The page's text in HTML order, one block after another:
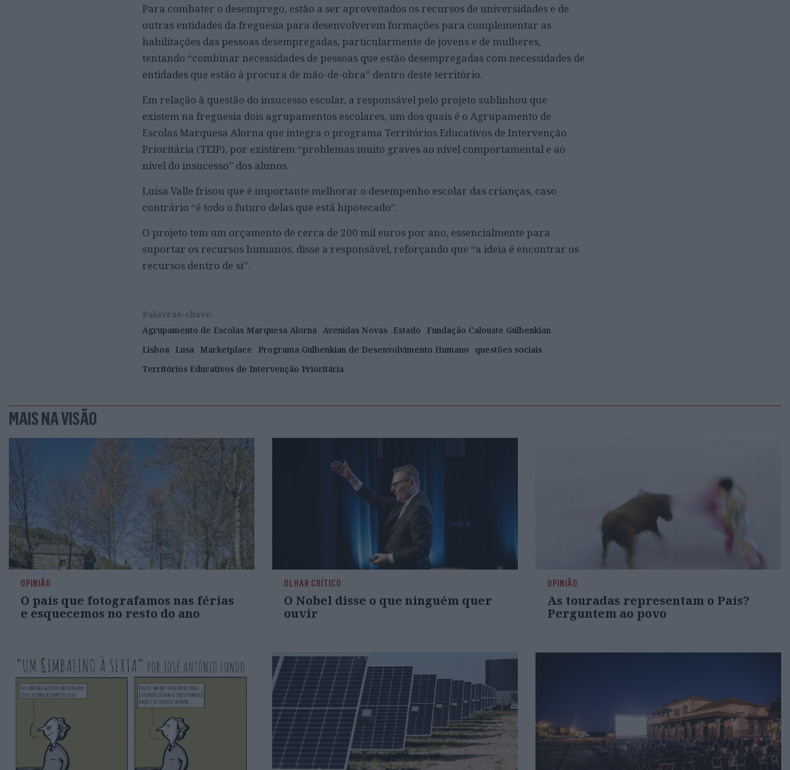
Para combater o desemprego, estão a ser aproveitados os recursos de universidades e de
outras entidades da freguesia para desenvolverem formações para complementar as
habilitações das pessoas desempregadas, particularmente de jovens e de mulheres,
tentando “combinar necessidades de pessoas que estão desempregadas com necessidades de
entidades que estão à procura de mão-de-obra” dentro deste território.
Em relação à questão do insucesso escolar, a responsável pelo projeto sublinhou que
existem na freguesia dois agrupamentos escolares, um dos quais é o Agrupamento de
Escolas Marquesa Alorna que integra o programa Territórios Educativos de Intervenção
Prioritária (TEIP), por existirem “problemas muito graves ao nível comportamental e ao
nível do insucesso” dos alunos.
Luísa Valle frisou que é importante melhorar o desempenho escolar das crianças, caso
contrário “é todo o futuro delas que está hipotecado”.
O projeto tem um orçamento de cerca de 200 mil euros por ano, essencialmente para
suportar os recursos humanos, disse a responsável, reforçando que “a ideia é encontrar os
recursos dentro de si”.
Palavras-chave:
Agrupamento de Escolas Marquesa Alorna Avenidas Novas Estado
Fundação Calouste Gulbenkian
Lisboa Lusa Marketplace Programa Gulbenkian de Desenvolvimento Humano
questões sociais
Territórios Educativos de Intervenção Prioritária
MAIS NA VISÃO
OPINIÃO
O país que fotografamos nas férias
e esquecemos no resto do ano
OLHAR CRÍTICO
O Nobel disse o que ninguém quer
ouvir
OPINIÃO
As touradas representam o País?
Perguntem ao povo